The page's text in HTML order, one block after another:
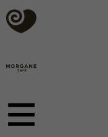
Aller
au
contenu